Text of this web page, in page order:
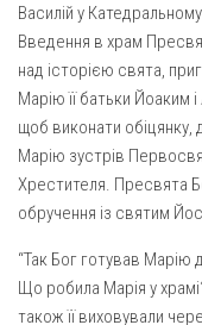
Пресвятої
Всіх
Свято-
Вознесіння
Василій у
Введення в храм
над історією свята,
Марію її батьки Йоаким
щоб виконати обіцянку,
Марію зустрів
Хрестителя. Пресвята
обручення із святим
“Так Бог готував
Що робила Марія у
також її виховували